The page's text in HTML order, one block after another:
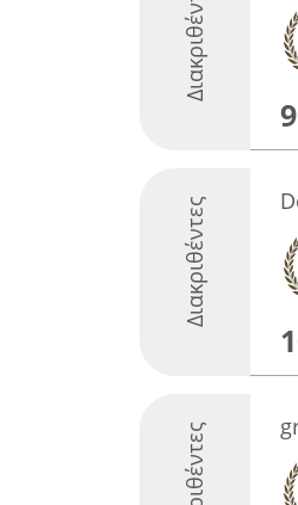
Διακριθέντες
Διακριθέντες